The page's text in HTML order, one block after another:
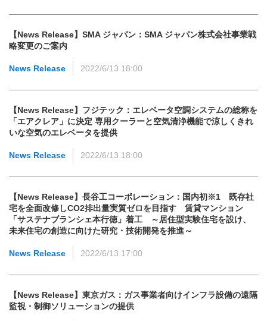
【News Release】SMA ジャパン：SMA ジャパン株式会社事業戦
略変更のご案内
News Release 2022/6/13 18:00
【News Release】フジテック：エレベータ空調システムの総称を
「エアクレア」に決定 専用クーラーと空気清浄機能で涼しくきれ
いな空気のエレベータを提供
News Release 2022/6/13 18:00
【News Release】長谷工コーポレーション：国内初※1 既存社
宅を全面改修しCO2排出量実質ゼロを目指す 賃貸マンション
「サステナブランシェ本行徳」着工 ～居住型実験住宅を設け、
未来住宅の創造に向けた研究・技術開発を推進～
News Release 2022/6/13 17:00
【News Release】東京ガス：ガス事業者向けインフラ設備の遠隔
監視・制御ソリューションの提供